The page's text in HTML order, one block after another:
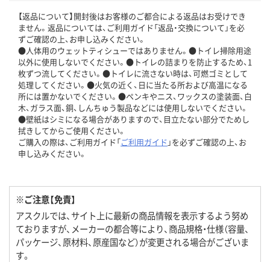
【返品について】開封後はお客様のご都合による返品はお受けでき
ません。返品については、ご利用ガイド「返品・交換について」を必
ずご確認の上、お申し込みください。
●人体用のウェットティシューではありません。●トイレ掃除用途
以外に使用しないでください。●トイレの詰まりを防止するため、1
枚ずつ流してください。●トイレに流さない時は、可燃ゴミとして
処理してください。●火気の近く、日に当たる所および高温になる
所には置かないでください。●ペンキやニス、ワックスの塗装面、白
木、ガラス面、銅、しんちゅう製品などには使用しないでください。
●壁紙はシミになる場合がありますので、目立たない部分でためし
拭きしてからご使用ください。
ご購入の際は、ご利用ガイド「ご利用ガイド 」を必ずご確認の上、お
申し込みください。
※ご注意【免責】
アスクルでは、サイト上に最新の商品情報を表示するよう努め
ておりますが、メーカーの都合等により、商品規格・仕様（容量、
パッケージ、原材料、原産国など）が変更される場合がございま
す。